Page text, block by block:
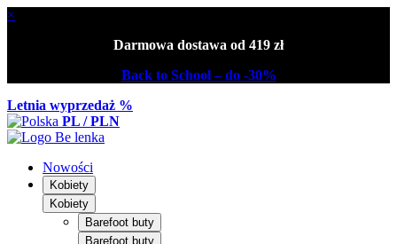
×
Darmowa dostawa od 419 zł
Back to School – do -30%
Letnia wyprzedaż %
PL / PLN
Nowości
Kobiety
Kobiety
Barefoot buty
Barefoot buty